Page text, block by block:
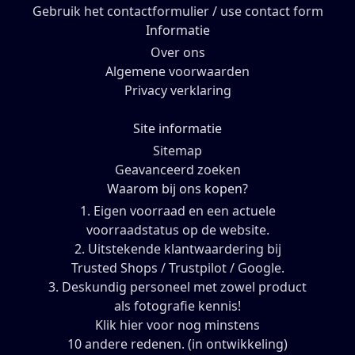
Gebruik het contactformulier / use contact form
Informatie
Over ons
Algemene voorwaarden
Privacy verklaring
Site informatie
Sitemap
Geavanceerd zoeken
Waarom bij ons kopen?
1. Eigen voorraad en een actuele
voorraadstatus op de website.
2. Uitstekende klantwaardering bij
Trusted Shops / Trustpilot / Google.
3. Deskundig personeel met zowel product
als fotografie kennis!
Klik hier voor nog minstens
10 andere redenen. (in ontwikkeling)